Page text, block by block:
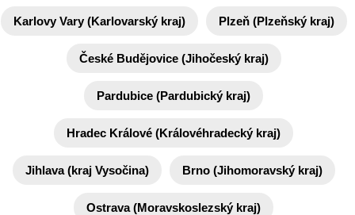
Karlovy Vary (Karlovarský kraj) Plzeň (Plzeňský kraj)
České Budějovice (Jihočeský kraj)
Pardubice (Pardubický kraj)
Hradec Králové (Královéhradecký kraj)
Jihlava (kraj Vysočina) Brno (Jihomoravský kraj)
Ostrava (Moravskoslezský kraj)